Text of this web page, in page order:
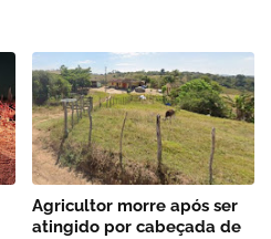
Agricultor morre após ser
atingido por cabeçada de